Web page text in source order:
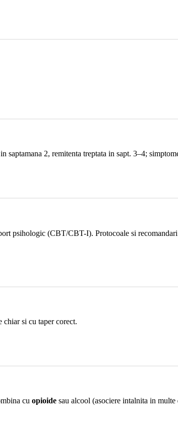
saptamana 2, remitenta treptata in sapt. 3–4;
psihologic (CBT/CBT-I). Protocoale si recomandari
chiar si cu taper corect.
cu opioide sau alcool (asociere intalnita in